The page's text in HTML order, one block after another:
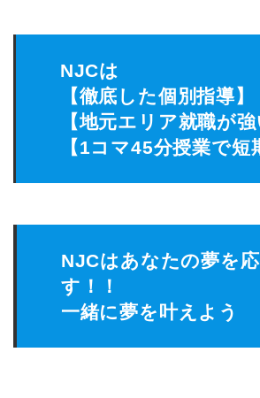
NJCは
【徹底した個別指導】
【地元エリア就職が強
【1コマ45分授業で短
NJCはあなたの夢を
す！！
一緒に夢を叶えよう